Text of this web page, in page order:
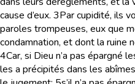
cause d’eux. 3Par cupidité, ils
paroles trompeuses, eux que
condamnation, et dont la ruine
4Car, si Dieu n’a pas épargné
les a précipités dans les